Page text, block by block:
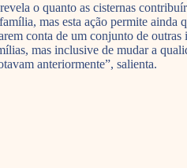
o quanto as cisternas
mas esta ação permite
conta de um conjunto de
mas inclusive de mudar a
anteriormente”, salienta.